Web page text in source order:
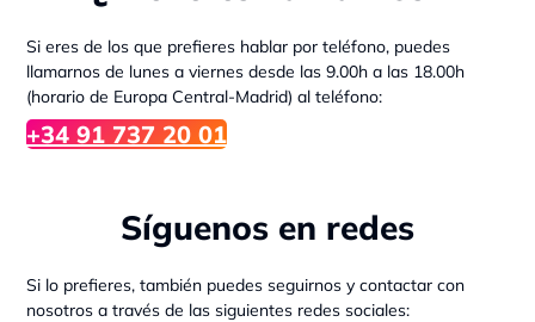
Si eres de los que prefieres hablar por teléfono, puedes
llamarnos de lunes a viernes desde las 9.00h a las 18.00h
(horario de Europa Central-Madrid) al teléfono:
+34 91 737 20 01
Síguenos en redes
Si lo prefieres, también puedes seguirnos y contactar con
nosotros a través de las siguientes redes sociales: